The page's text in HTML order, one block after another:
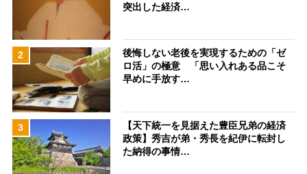
突出した経済…
2
後悔しない老後を実現するための「ゼ
ロ活」の極意 「思い入れある品こそ
早めに手放す…
3
【天下統一を見据えた豊臣兄弟の経済
政策】秀吉が弟・秀長を紀伊に転封し
た納得の事情…